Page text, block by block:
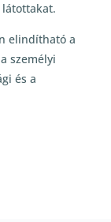
látottakat.
elindítható a
személyi
és a